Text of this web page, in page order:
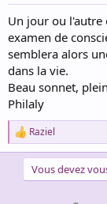
Un jour ou l'autre
examen de
semblera alors
dans la vie.
Beau sonnet,
Philaly
R
e
Raziel
Vous devez